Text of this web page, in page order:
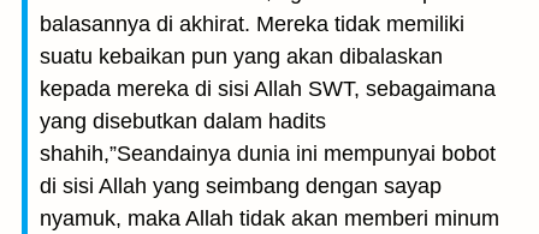
balasannya di akhirat. Mereka tidak memiliki
suatu kebaikan pun yang akan dibalaskan
kepada mereka di sisi Allah SWT, sebagaimana
yang disebutkan dalam hadits
shahih,”Seandainya dunia ini mempunyai bobot
di sisi Allah yang seimbang dengan sayap
nyamuk, maka Allah tidak akan memberi minum